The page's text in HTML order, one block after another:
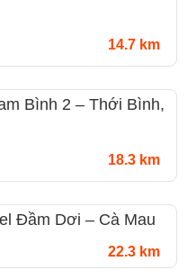
14.7 km
Bình 2 – Thới Bình,
18.3 km
Đầm Dơi – Cà Mau
22.3 km